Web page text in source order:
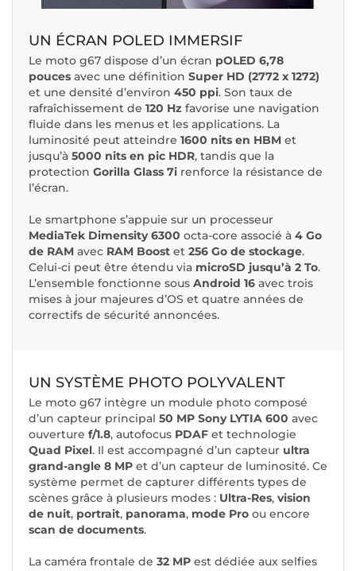
UN ÉCRAN POLED IMMERSIF
Le moto g67 dispose d’un écran pOLED 6,78
pouces avec une définition Super HD (2772 x 1272)
et une densité d’environ 450 ppi. Son taux de
rafraîchissement de 120 Hz favorise une navigation
fluide dans les menus et les applications. La
luminosité peut atteindre 1600 nits en HBM et
jusqu’à 5000 nits en pic HDR, tandis que la
protection Gorilla Glass 7i renforce la résistance de
l’écran.
Le smartphone s’appuie sur un processeur
MediaTek Dimensity 6300 octa-core associé à 4 Go
de RAM avec RAM Boost et 256 Go de stockage.
Celui-ci peut être étendu via microSD jusqu’à 2 To.
L’ensemble fonctionne sous Android 16 avec trois
mises à jour majeures d’OS et quatre années de
correctifs de sécurité annoncées.
UN SYSTÈME PHOTO POLYVALENT
Le moto g67 intègre un module photo composé
d’un capteur principal 50 MP Sony LYTIA 600 avec
ouverture f/1.8, autofocus PDAF et technologie
Quad Pixel. Il est accompagné d’un capteur ultra
grand-angle 8 MP et d’un capteur de luminosité. Ce
système permet de capturer différents types de
scènes grâce à plusieurs modes : Ultra-Res, vision
de nuit, portrait, panorama, mode Pro ou encore
scan de documents.
La caméra frontale de 32 MP est dédiée aux selfies